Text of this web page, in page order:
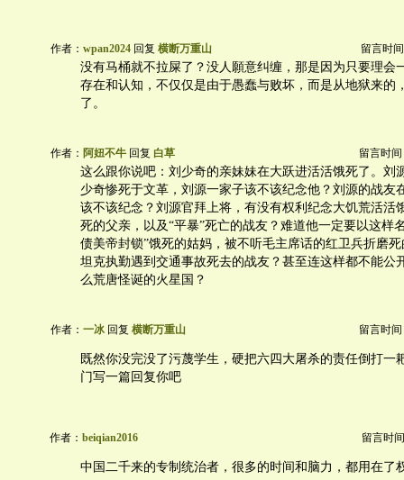
作者： wpan2024 回复 横断万重山 留言时
没有马桶就不拉屎了？没人願意纠缠，那是因为只要理会
存在和认知，不仅仅是由于愚蠢与败坏，而是从地狱来的
了。
作者： 阿妞不牛 回复 白草 留言时间
这么跟你说吧：刘少奇的亲妹妹在大跃进活活饿死了。刘
少奇惨死于文革，刘源一家子该不该纪念他？刘源的战友
该不该纪念？刘源官拜上将，有没有权利纪念大饥荒活活
死的父亲，以及“平暴”死亡的战友？难道他一定要以这样
债美帝封锁”饿死的姑妈，被不听毛主席话的红卫兵折磨
坦克执勤遇到交通事故死去的战友？甚至连这样都不能公
么荒唐怪诞的火星国？
作者： 一冰 回复 横断万重山 留言时间
既然你没完没了污蔑学生，硬把六四大屠杀的责任倒打一
门写一篇回复你吧
作者： beiqian2016 留言时
中国二千来的专制统治者，很多的时间和脑力，都用在了